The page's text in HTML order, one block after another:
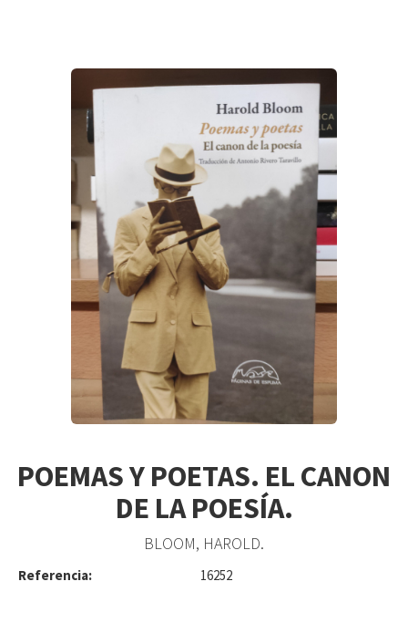
POEMAS Y POETAS. EL CANON
DE LA POESÍA.
BLOOM, HAROLD.
Referencia: 16252